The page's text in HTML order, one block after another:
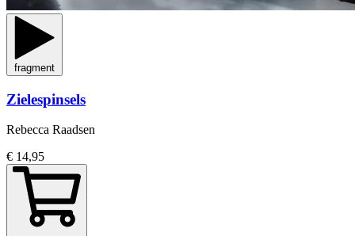
fragment
Zielespinsels
Rebecca Raadsen
€ 14,95